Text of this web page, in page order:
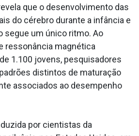
que o desenvolvimento das
do cérebro durante a infância e
segue um único ritmo. Ao
ressonância magnética
1.100 jovens, pesquisadores
distintos de maturação
associados ao desempenho
por cientistas da